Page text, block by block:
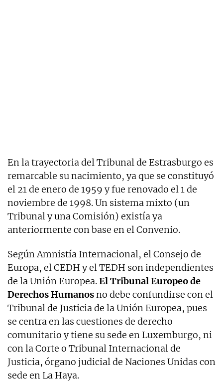
En la trayectoria del Tribunal de Estrasburgo es
remarcable su nacimiento, ya que se constituyó
el 21 de enero de 1959 y fue renovado el 1 de
noviembre de 1998. Un sistema mixto (un
Tribunal y una Comisión) existía ya
anteriormente con base en el Convenio.
Según Amnistía Internacional, el Consejo de
Europa, el CEDH y el TEDH son independientes
de la Unión Europea.El Tribunal Europeo de
Derechos Humanosno debe confundirse con el
Tribunal de Justicia de la Unión Europea, pues
se centra en las cuestiones de derecho
comunitario y tiene su sede en Luxemburgo, ni
con la Corte o Tribunal Internacional de
Justicia, órgano judicial de Naciones Unidas con
sede en La Haya.